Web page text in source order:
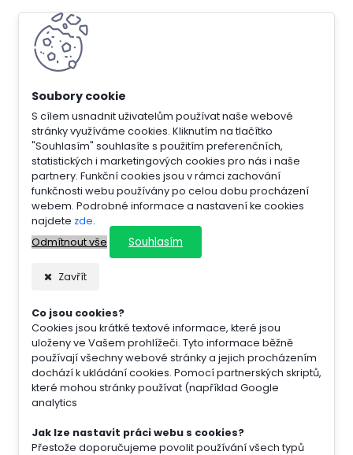
S cílem usnadnit uživatelům používat naše webové
stránky využíváme cookies. Kliknutím na tlačítko
"Souhlasím" souhlasíte s použitím preferenčních,
statistických i marketingových cookies pro nás i naše
partnery. Funkční cookies jsou v rámci zachování
funkčnosti webu používány po celou dobu procházení
webem. Podrobné informace a nastavení ke cookies
najdete zde.
Odmítnout vše
Souhlasím
Zavřít
Co jsou cookies?
Cookies jsou krátké textové informace, které jsou
uloženy ve Vašem prohlížeči. Tyto informace běžně
používají všechny webové stránky a jejich procházením
dochází k ukládání cookies. Pomocí partnerských skriptů,
které mohou stránky používat (například Google
analytics
Jak lze nastavit práci webu s cookies?
Přestože doporučujeme povolit používání všech typů